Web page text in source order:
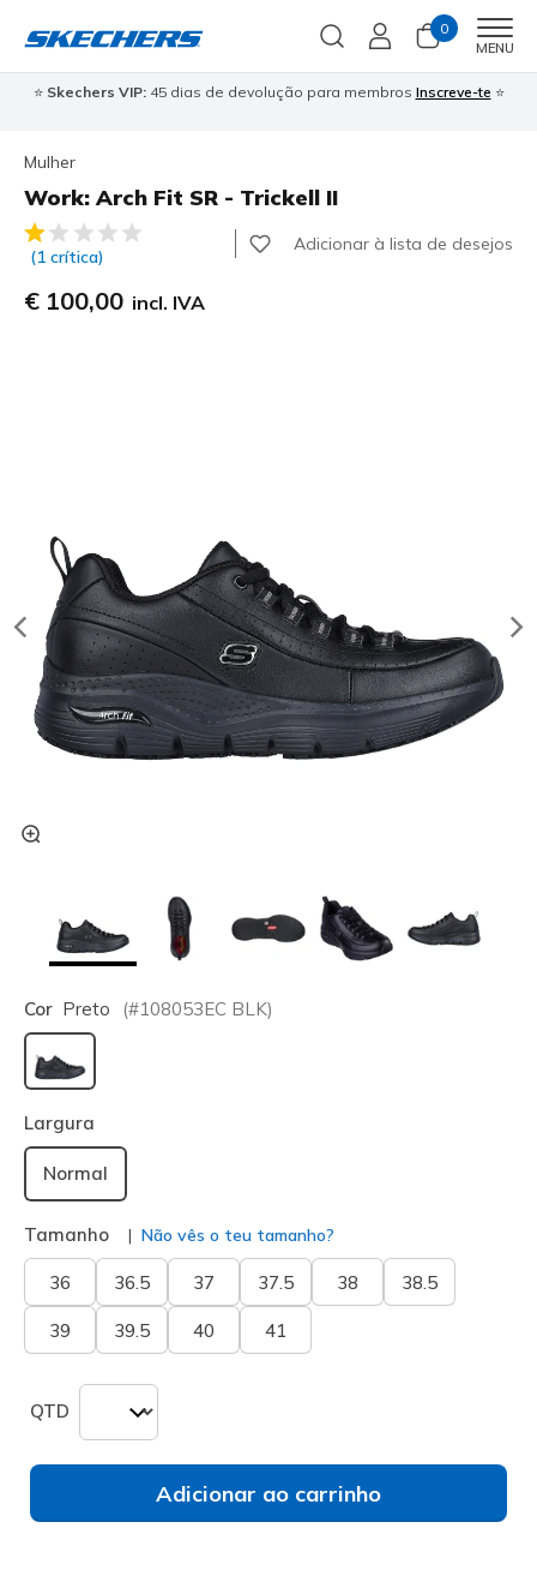
0
MENU
⭐ Skechers VIP:45 dias de devolução para membros Inscreve-te ⭐
Mulher
Work: Arch Fit SR - Trickell II
3$4 de 5 – Classificação do cliente
(1 crítica)
Adicionar à lista de desejos
€ 100,00 incl. IVA
Cor Preto (#108053EC BLK)
selecionado
Largura
Normal
Tamanho Não vês o teu tamanho?
36 36.5 37 37.5 38 38.5
39 39.5 40 41
QTD
Adicionar ao carrinho